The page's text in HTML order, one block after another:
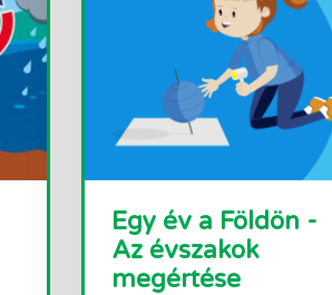
Egy év a Földön -
Az évszakok
megértése